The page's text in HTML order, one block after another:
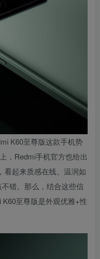
K60至尊版这款手机势
，Redmi手机官方也给出
看起来质感在线、温润如
错。那么，结合这些信
至尊版是外观优雅+性